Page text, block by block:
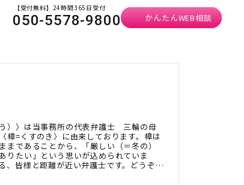
【受付無料】24時間365日受付
050-5578-9800 かんたんWEB相談
）〉は当事務所の代表弁護士 三輪の母
樟=くすのき〉に由来しております。樟は
まであることから、「厳しい（＝冬の）
りたい」という思いが込められていま
、皆様と距離が近い弁護士です。どうぞお